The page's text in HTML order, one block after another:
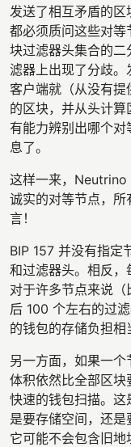
发送了相互矛盾的
都必须质问这些对
块过滤器头集合的
滤器上出现了分歧
客户端就（从没有
的区块，并从头计
有能力辨别出哪个
息了。
这样一来，Neutrino
诚实的对等节点，
言！
BIP 157 并没有指定
和过滤器头。相反，
对于许多节点来说
后 100 个左右的过
的钱包的存储负担相
另一方面，如果一
体积依然比全部区
快速的钱包扫描。这
是要存储空间，还是
它可能不会包含旧